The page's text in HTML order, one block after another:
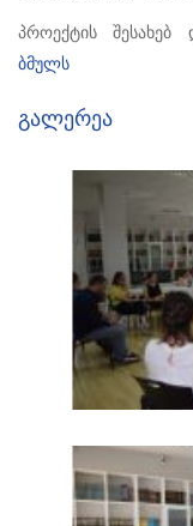
პროექტის შესახებ
ბმულს
Გალერეა